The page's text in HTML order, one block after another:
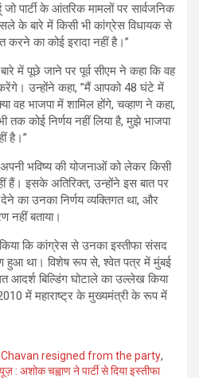
जो पार्टी के आंतरिक मामलों पर सार्वजनिक
के बारे में किसी भी कांग्रेस विधायक से
करने का कोई इरादा नहीं है।”
में पूछे जाने पर पूर्व सीएम ने कहा कि वह
उन्होंने कहा, ”मैं आपको 48 घंटे में
वह भाजपा में शामिल होंगे, चव्हाण ने कहा,
तक कोई निर्णय नहीं लिया है, मुझे भाजपा
है।”
अपनी भविष्य की योजनाओं को लेकर किसी
हैं। इसके अतिरिक्त, उन्होंने इस बात पर
का उनका निर्णय व्यक्तिगत था, और
नहीं बताया।
कि कांग्रेस से उनका इस्तीफा संसद
हुआ था। विशेष रूप से, श्वेत पत्र में मुंबई
आदर्श बिल्डिंग घोटाले का उल्लेख किया
में महाराष्ट्र के मुख्यमंत्री के रूप में
resigned from the party,
: अशोक चह्वाण ने पार्टी से दिया इस्तीफा